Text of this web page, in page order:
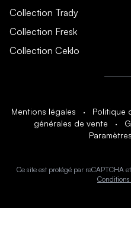
Collection Trady
Collection Fresk
Collection Ceklo
Mentions légales · Politique
générales de vente
·
Ce site est protégé par reCAPTCHA